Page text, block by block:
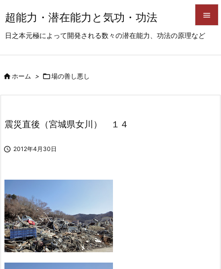
超能力・潜在能力と気功・功法
日之本元極によって開発される数々の潜在能力、功法の原理など


前へ
ホーム > 場の善し悪し
震災直後（宮城県女川） １４
 2012年4月30日